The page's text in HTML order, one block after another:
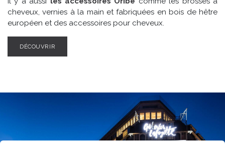
cheveux, vernies à la main et fabriquées en bois de hêtre
européen et des accessoires pour cheveux.
DÉCOUVRIR